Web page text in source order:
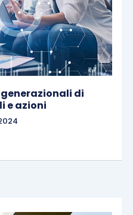
di
e azioni